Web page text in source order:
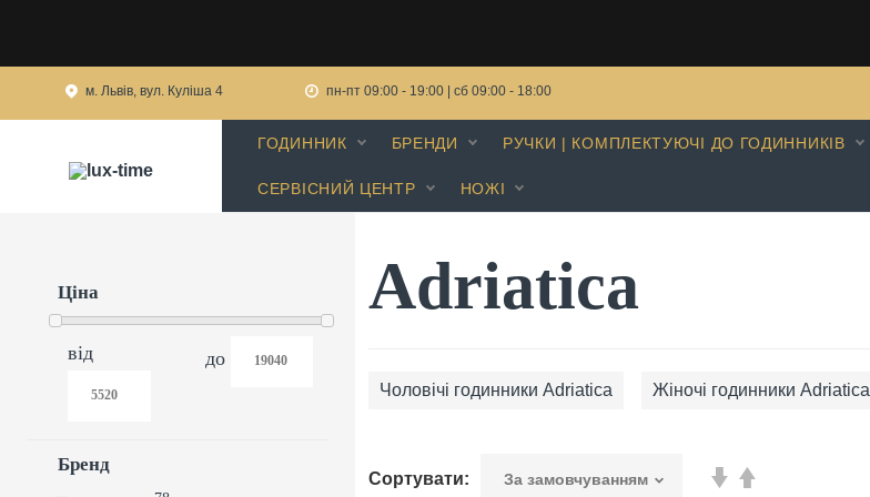
м. Львів, вул. Куліша 4 пн-пт 09:00 - 19:00 | сб 09:00 - 18:00
ГОДИННИК БРЕНДИ РУЧКИ | КОМПЛЕКТУЮЧІ ДО ГОДИННИКІВ
СЕРВІСНИЙ ЦЕНТР НОЖІ
Ціна
від до
Бренд
Adriatica
Чоловічі годинники Adriatica Жіночі годинники Adriatica
Сортувати: